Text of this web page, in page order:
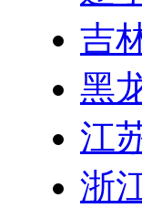
吉
黑
江
浙